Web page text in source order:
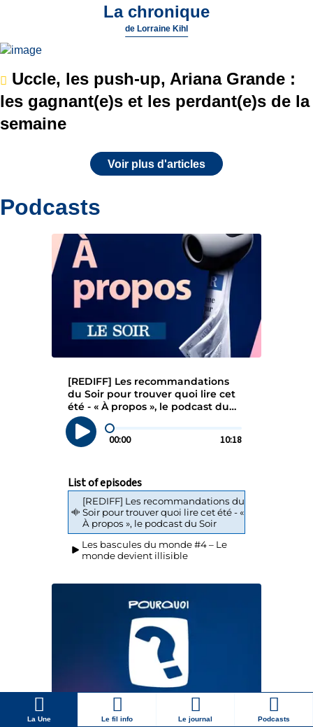
La Une Le fil info Le journal Podcasts
La chronique
de Lorraine Kihl
Uccle, les push-up, Ariana Grande :
les gagnant(e)s et les perdant(e)s de la
semaine
Voir plus d'articles
Podcasts